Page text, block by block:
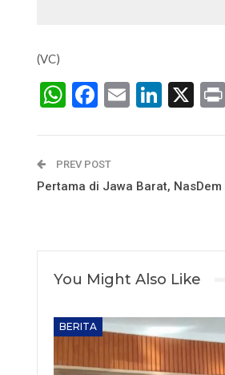
(VC)
WhatsApp
Facebook
Email X
PREV POST
Pertama di Jawa Barat,
You Might Also Like
BERITA